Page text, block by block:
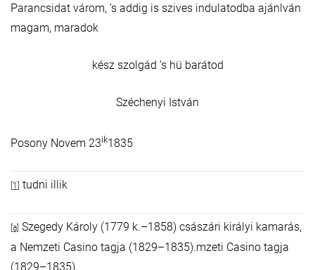
Parancsidat várom, ’s addig is szives indulatodba ajánlván
magam, maradok
kész szolgád ’s hü barátod
Széchenyi István
Posony Novem 23ik1835
[1] tudni illik
[a] Szegedy Károly (1779 k.–1858) császári királyi kamarás,
a Nemzeti Casino tagja (1829–1835).mzeti Casino tagja
(1829–1835).